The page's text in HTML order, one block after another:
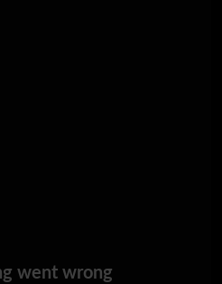
went wrong